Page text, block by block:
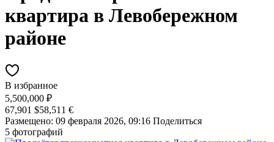
квартира в Левобережном
районе
В избранное
5,500,000 ₽
67,901 $58,511 €
Размещено: 09 февраля 2026, 09:16 Поделиться
5 фотографий